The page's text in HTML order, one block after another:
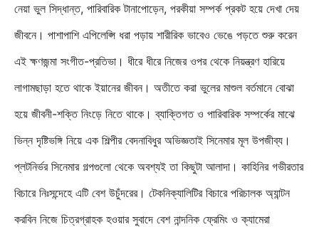
নেয়া ভুল সিদ্ধান্ত, পারিবারিক টানাপোড়েন, পরকীয়া সম্পর্ক প্রকট হয়ে দেখা দেয়
জীবনে। পাশাপাশি এপিলেপ্সি ধরা পড়ায় শারীরিক ভাবেও ভেঙে পড়তে শুরু করেন
এই ক্ষণজন্মা সংগীত-প্রতিভা। ধীরে ধীরে নিজের ওপর থেকে নিয়ন্ত্রণ হারিয়ে
লাগামছাড়া হতে থাকে ইয়ানের জীবন। অতীতে করা ভুলের মাশুল বর্তমানে বোঝা
হয়ে জীবনী-শক্তি নিংড়ে নিতে থাকে। ব্যাক্তিগত ও পারিবারিক সম্পর্কের মাঝে
ভিন্ন দৃষ্টিভঙ্গি নিয়ে এক শিল্পীর বেদনাবিধুর অভিজ্ঞতাই সিনেমার মূল উপজীব্য।
প্লটনির্ভর সিনেমার গল্পগুলো থেকে অবশ্যই তা কিছুটা আলাদা। কাহিনির গভীরতার
বিচারে নিঃসন্দেহে এটি বেশ উচুঁদরের। টেকনিক্যালিটির বিচারে পরিচালক অ্যান্টন
করবিন নিজে চিত্রগ্রাহক হওয়ার সুবাদে বেশ নান্দনিক ফ্রেমিং ও ক্যামেরা